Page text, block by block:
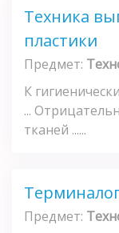
Техника
пластики
Предмет:
К
...
тканей ......
Предмет: